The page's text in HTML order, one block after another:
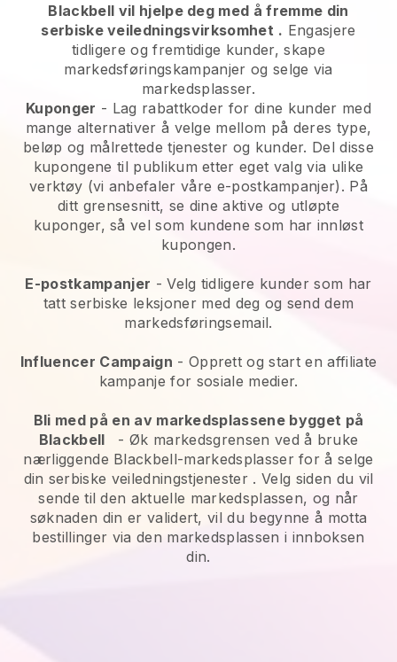
Blackbell vil hjelpe deg med å fremme din
serbiske veiledningsvirksomhet . Engasjere
tidligere og fremtidige kunder, skape
markedsføringskampanjer og selge via
markedsplasser.
Kuponger - Lag rabattkoder for dine kunder med
mange alternativer å velge mellom på deres type,
beløp og målrettede tjenester og kunder. Del disse
kupongene til publikum etter eget valg via ulike
verktøy (vi anbefaler våre e-postkampanjer). På
ditt grensesnitt, se dine aktive og utløpte
kuponger, så vel som kundene som har innløst
kupongen.
E-postkampanjer -Velg tidligere kunder som har
tatt serbiske leksjoner med deg og send dem
markedsføringsemail.
Influencer Campaign - Opprett og start en affiliate
kampanje for sosiale medier.
Bli med på en av markedsplassene bygget på
Blackbell
-Øk markedsgrensen ved å bruke
nærliggende Blackbell-markedsplasser for å selge
din serbiske veiledningstjenester . Velg siden du vil
sende til den aktuelle markedsplassen, og når
søknaden din er validert, vil du begynne å motta
bestillinger via den markedsplassen i innboksen
din.